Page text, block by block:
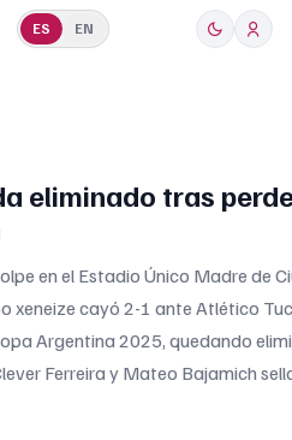
ES EN
eliminado tras
en el Estadio Único Madre de
xeneize cayó 2-1 ante Atlético
Argentina 2025, quedando
Ferreira y Mateo Bajamich